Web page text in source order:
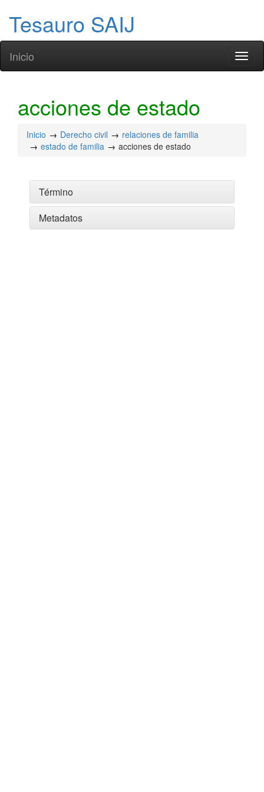
Tesauro SAIJ
Inicio
acciones de estado
Inicio Derecho civil
relaciones de familia
estado de familia
acciones de estado
Término
Metadatos